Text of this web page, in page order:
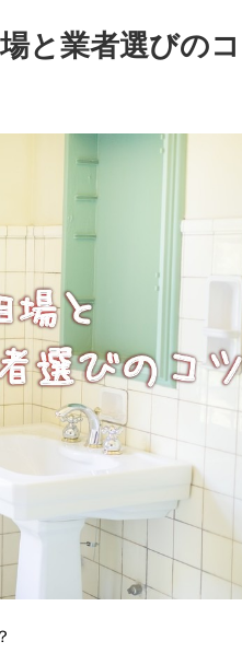
と業者選びのコ